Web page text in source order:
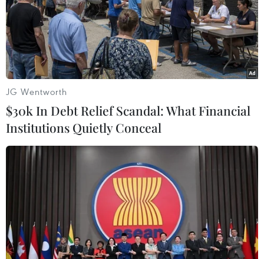
(Bộ Nông nghiệp và Môi trường), năm
2024, tổng sản lượng thịt hơi của Việt Nam
đạt 8,1 triệu tấn, tăng 3,5% so với cùng kỳ
năm ngoái, trong đó sản lượng thịt lợn hơi
đạt khoảng 5,18 triệu tấn, chiếm khoảng
62% trong tổng sản lượng thịt các loại. Việt
Nam đứng thứ 4 trong top 10 nước tiêu thụ
thịt lợn lớn nhất thế giới.
(Vietnam+)
JG Wentworth
$30k In Debt Relief Scandal: What Financial
Institutions Quietly Conceal